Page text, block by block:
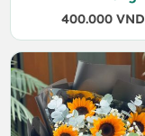
400.000 VND